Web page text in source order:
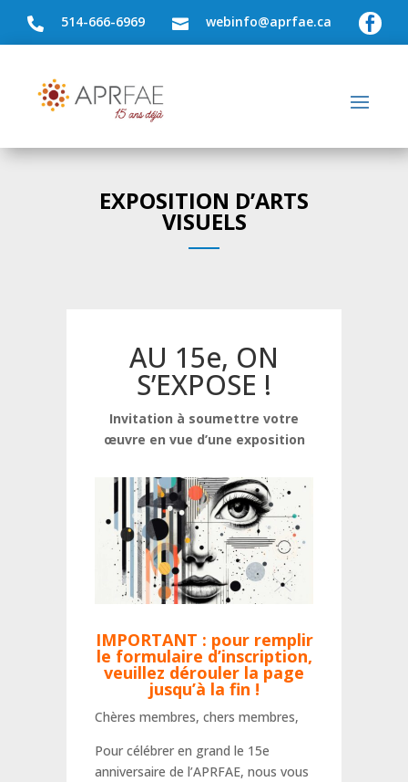
 514-666-6969  webinfo@aprfae.ca 
EXPOSITION D’ARTS
VISUELS
AU 15e, ON
S’EXPOSE !
Invitation à soumettre votre
œuvre en vue d’une exposition
IMPORTANT : pour remplir
le formulaire d’inscription,
veuillez dérouler la page
jusqu’à la fin !
Chères membres, chers membres,
Pour célébrer en grand le 15e
anniversaire de l’APRFAE, nous vous